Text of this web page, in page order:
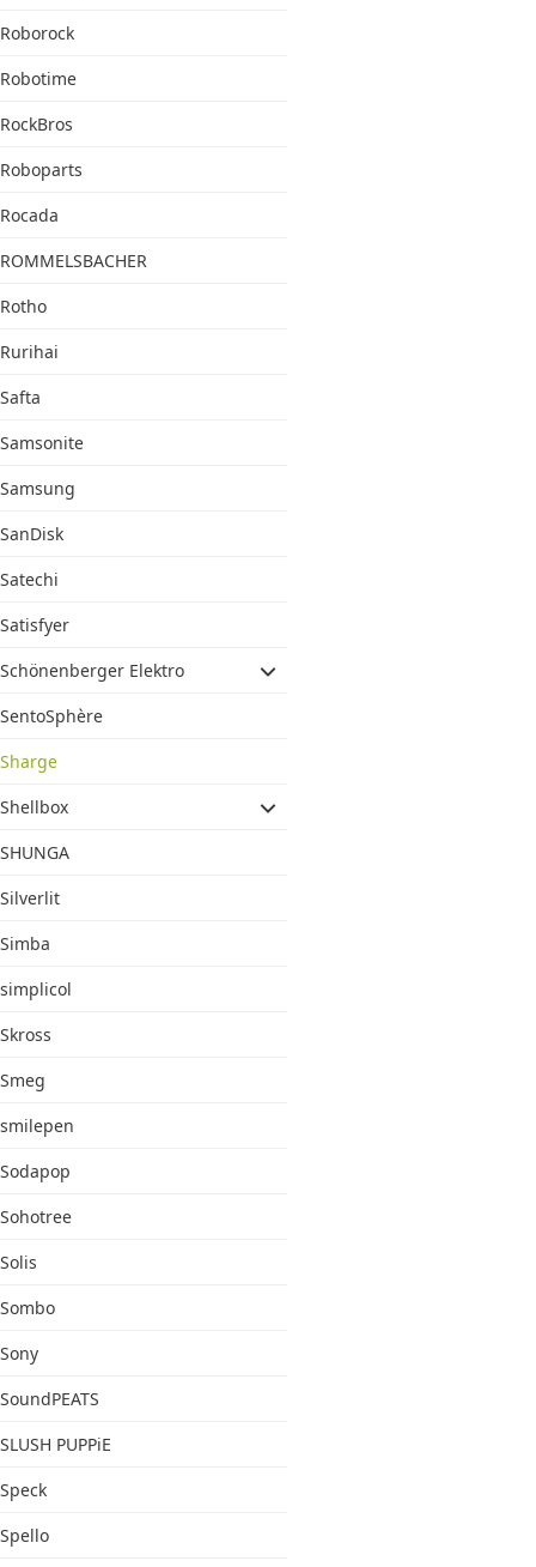
Roborock
Robotime
RockBros
Roboparts
Rocada
ROMMELSBACHER
Rotho
Rurihai
Safta
Samsonite
Samsung
SanDisk
Satechi
Satisfyer
Schönenberger Elektro
SentoSphère
Sharge
Shellbox
SHUNGA
Silverlit
Simba
simplicol
Skross
Smeg
smilepen
Sodapop
Sohotree
Solis
Sombo
Sony
SoundPEATS
SLUSH PUPPiE
Speck
Spello